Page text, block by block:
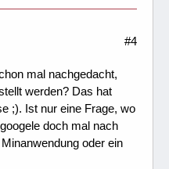
#4
mal nachgedacht,
werden? Das hat
;). Ist nur eine Frage, wo
doch mal nach
oder ein